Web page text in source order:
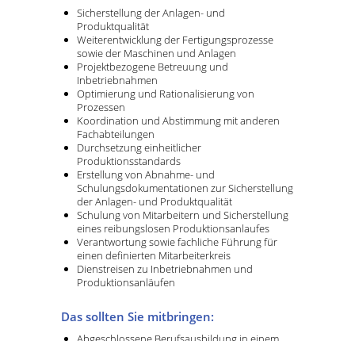
Sicherstellung der Anlagen- und
Produktqualität
Weiterentwicklung der Fertigungsprozesse
sowie der Maschinen und Anlagen
Projektbezogene Betreuung und
Inbetriebnahmen
Optimierung und Rationalisierung von
Prozessen
Koordination und Abstimmung mit anderen
Fachabteilungen
Durchsetzung einheitlicher
Produktionsstandards
Erstellung von Abnahme- und
Schulungsdokumentationen zur Sicherstellung
der Anlagen- und Produktqualität
Schulung von Mitarbeitern und Sicherstellung
eines reibungslosen Produktionsanlaufes
Verantwortung sowie fachliche Führung für
einen definierten Mitarbeiterkreis
Dienstreisen zu Inbetriebnahmen und
Produktionsanläufen
Das sollten Sie mitbringen: